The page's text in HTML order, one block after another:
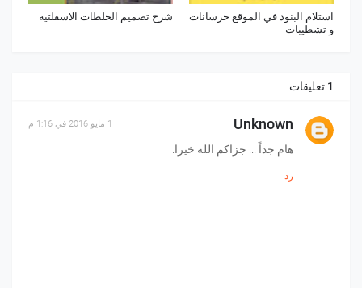
استلام البنود في الموقع خرسانات
و تشطيبات
شرح تصميم الخلطات الاسفلتيه
1 تعليقات
Unknown 1 مايو 2016 في 1:16 م
هام جداً ... جزاكم الله خيرا.
رد